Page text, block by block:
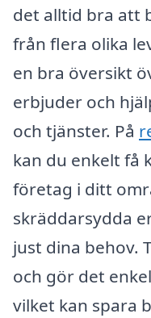
det alltid bra att
från flera olika
en bra översikt
erbjuder och
och tjänster. På
kan du enkelt få
företag i ditt
skräddarsydda
just dina behov.
och gör det
vilket kan spara